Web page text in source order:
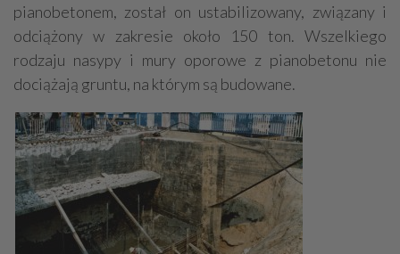
pianobetonem, został on ustabilizowany, związany i
odciążony w zakresie około 150 ton. Wszelkiego
rodzaju nasypy i mury oporowe z pianobetonu nie
dociążają gruntu, na którym są budowane.